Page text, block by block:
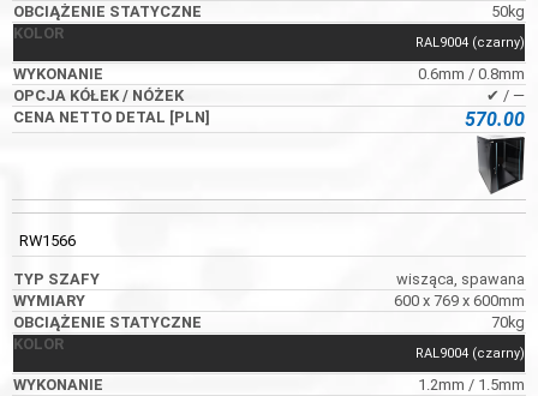
50kg
RAL9004 (czarny)
0.6mm / 0.8mm
✔ / ―
570.00
RW1566
wisząca, spawana
600 x 769 x 600mm
70kg
RAL9004 (czarny)
1.2mm / 1.5mm